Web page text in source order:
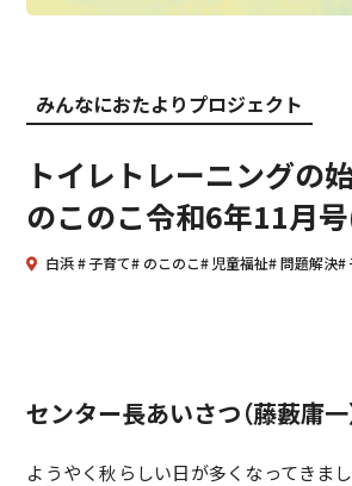
みんなにおたよりプロジェクト
トイレトレーニングの
のこのこ令和6年11月
白浜 子育て のこのこ 児童福祉 問題解決
センター長あいさつ（藤藪庸一
ようやく秋らしい日が多くなってきま